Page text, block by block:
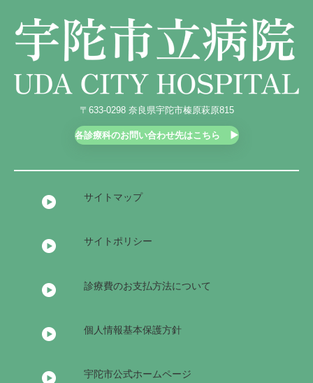
〒633-0298 奈良県宇陀市榛原萩原815
各診療科のお問い合わせ先はこちら
サイトマップ
サイトポリシー
診療費のお支払方法について
個人情報基本保護方針
宇陀市公式ホームページ